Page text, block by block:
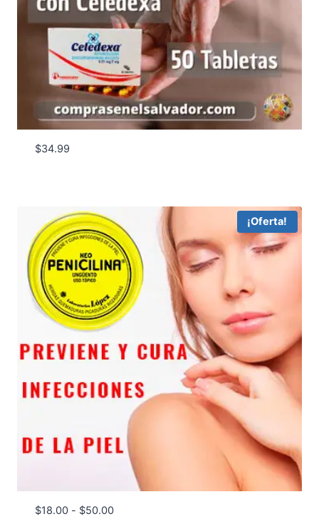
$34.99
¡Oferta!
$18.00 - $50.00Rango